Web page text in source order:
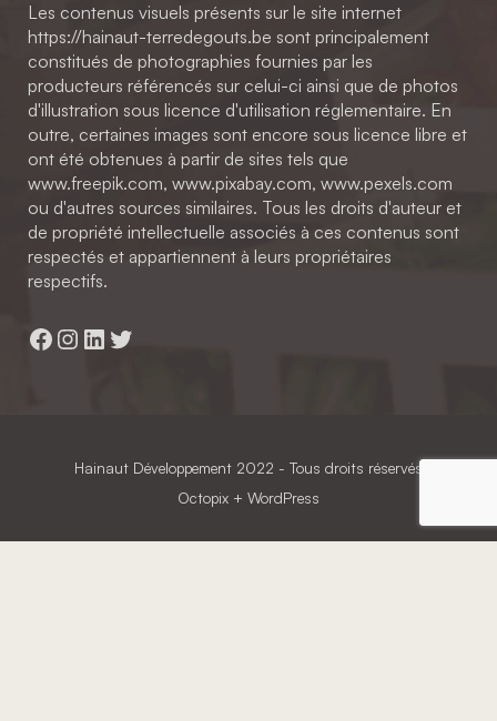
Les contenus visuels présents sur le site internet
https://hainaut-terredegouts.be sont principalement
constitués de photographies fournies par les
producteurs référencés sur celui-ci ainsi que de photos
d'illustration sous licence d'utilisation réglementaire. En
outre, certaines images sont encore sous licence libre et
ont été obtenues à partir de sites tels que
www.freepik.com, www.pixabay.com, www.pexels.com
ou d'autres sources similaires. Tous les droits d'auteur et
de propriété intellectuelle associés à ces contenus sont
respectés et appartiennent à leurs propriétaires
respectifs.
Facebook
Instagram
LinkedIn
Twitter
Hainaut Développement 2022 - Tous droits réservés
Octopix + WordPress